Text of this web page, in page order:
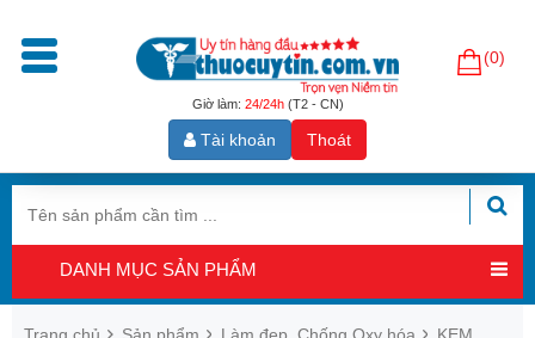
Giờ làm: 24/24h(T2 - CN)
(0)
Tài khoản Thoát
Trang
phẩm
Tăng
sinh
lý
nam
DANH MỤC SẢN PHẨM